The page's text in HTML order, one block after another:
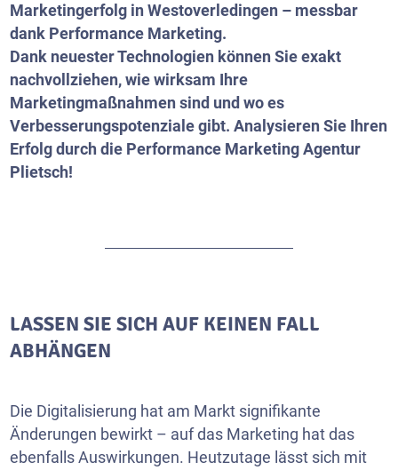
Marketingerfolg in Westoverledingen – messbar
dank Performance Marketing.
Dank neuester Technologien können Sie exakt
nachvollziehen, wie wirksam Ihre
Marketingmaßnahmen sind und wo es
Verbesserungspotenziale gibt. Analysieren Sie Ihren
Erfolg durch die Performance Marketing Agentur
Plietsch!
LASSEN SIE SICH AUF KEINEN FALL
ABHÄNGEN
Die Digitalisierung hat am Markt signifikante
Änderungen bewirkt – auf das Marketing hat das
ebenfalls Auswirkungen. Heutzutage lässt sich mit